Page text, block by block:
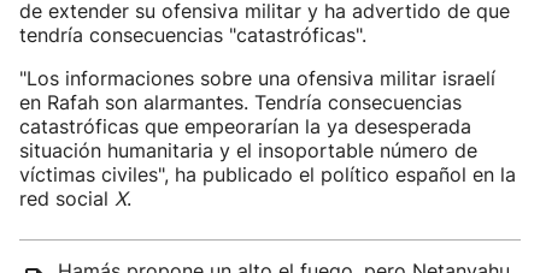
de extender su ofensiva militar y ha advertido de que
tendría consecuencias "catastróficas".
"Los informaciones sobre una ofensiva militar israelí
en Rafah son alarmantes. Tendría consecuencias
catastróficas que empeorarían la ya desesperada
situación humanitaria y el insoportable número de
víctimas civiles", ha publicado el político español en la
red social X.